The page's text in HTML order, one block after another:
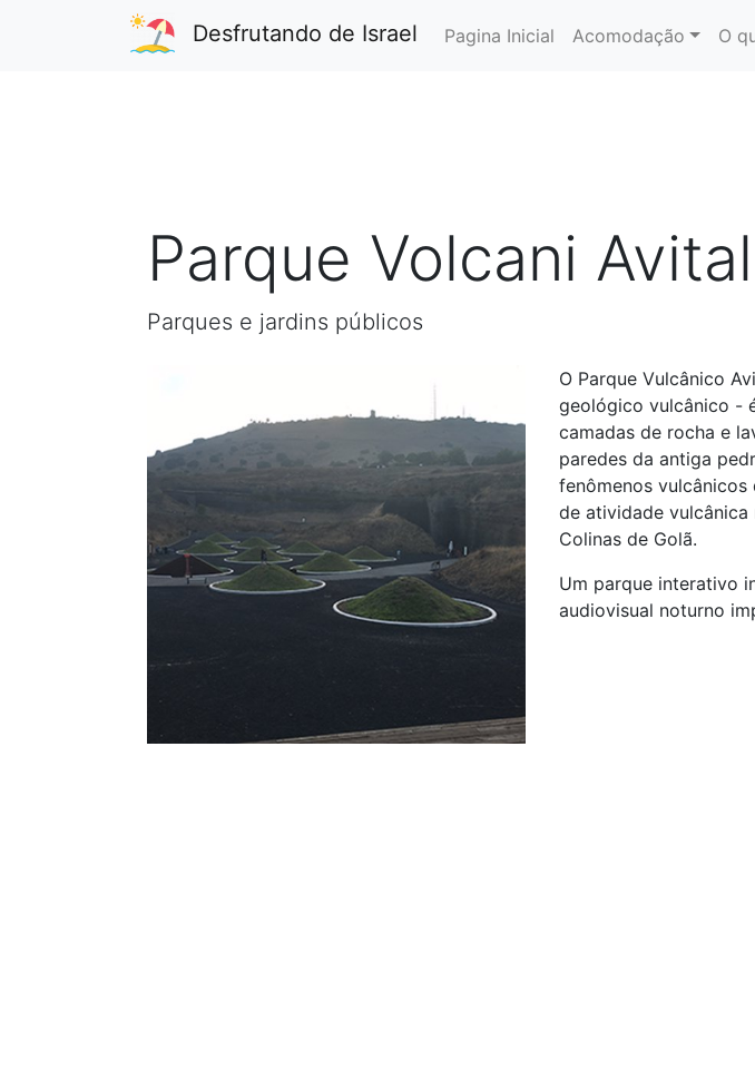
Desfrutando de Israel Pagina Inicial Acomodação O
Parque Volcani Avital
Parques e jardins públicos
O Parque Vulcânico
geológico vulcânico -
camadas de rocha e
paredes da antiga
fenômenos vulcânicos
de atividade
Colinas de Golã.
Um parque interativo
audiovisual noturno